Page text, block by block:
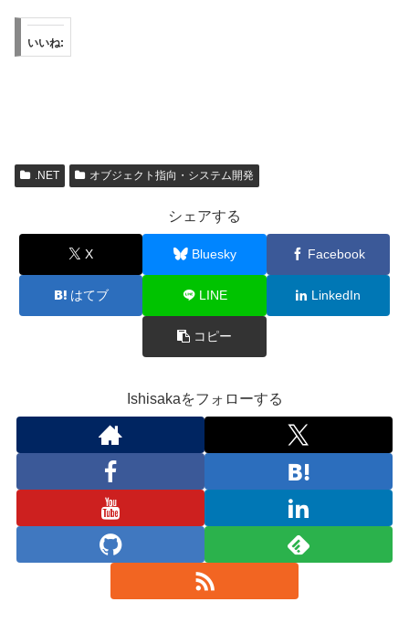
いいね:
.NET オブジェクト指向・システム開発
シェアする
X Bluesky Facebook
はてブ LINE LinkedIn
コピー
Ishisakaをフォローする